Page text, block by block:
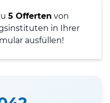
5 Offerten von
in Ihrer
ausfüllen!